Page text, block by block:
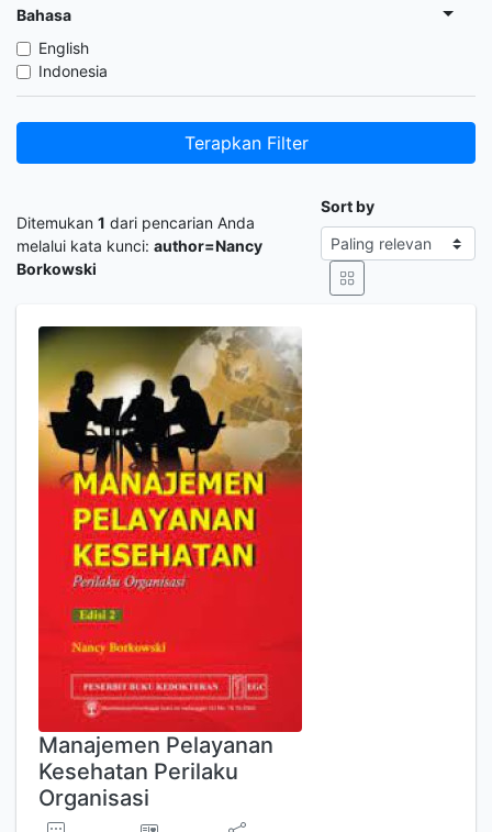
Bahasa
English
Indonesia
Terapkan Filter
Ditemukan 1 dari pencarian Anda
melalui kata kunci: author=Nancy
Borkowski
Sort by
Manajemen Pelayanan
Kesehatan Perilaku
Organisasi